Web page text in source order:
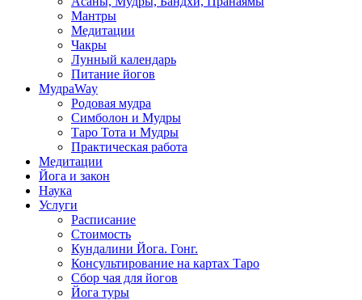
Мантры
Медитации
Чакры
Лунный календарь
Питание йогов
МудраWay
Родовая мудра
Симболон и Мудры
Таро Тота и Мудры
Практическая работа
Медитации
Йога и закон
Наука
Услуги
Расписание
Стоимость
Кундалини Йога. Гонг.
Консультирование на картах Таро
Сбор чая для йогов
Йога туры